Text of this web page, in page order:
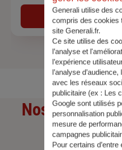
Obtenir une
Nos offres
Generali utilise des
compris des cookies
site Generali.fr.
Ce site utilise des
l’analyse et
l’expérience
l’analyse d’audience,
avec les réseaux
publicitaire (ex : Les
Google sont utilisés
personnalisation
mesure de
campagnes
Pour certains d’entre